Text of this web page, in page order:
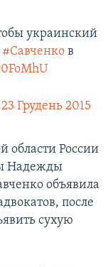
украинский
#Савченко в
23 Грудень 2015
области России
Надежды
объявила
после
сухую